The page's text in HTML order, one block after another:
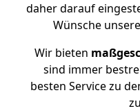
daher darauf
Wünsche
Wir bieten
sind immer
besten Service zu